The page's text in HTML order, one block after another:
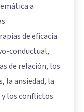
a
de eficacia
conductual,
de relación, los
la ansiedad, la
y los conflictos